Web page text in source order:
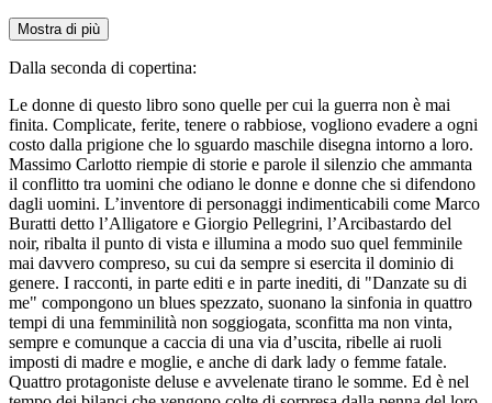
Mostra di più
Dalla seconda di copertina:
Le donne di questo libro sono quelle per cui la guerra non è mai
finita. Complicate, ferite, tenere o rabbiose, vogliono evadere a ogni
costo dalla prigione che lo sguardo maschile disegna intorno a loro.
Massimo Carlotto riempie di storie e parole il silenzio che ammanta
il conflitto tra uomini che odiano le donne e donne che si difendono
dagli uomini. L’inventore di personaggi indimenticabili come Marco
Buratti detto l’Alligatore e Giorgio Pellegrini, l’Arcibastardo del
noir, ribalta il punto di vista e illumina a modo suo quel femminile
mai davvero compreso, su cui da sempre si esercita il dominio di
genere. I racconti, in parte editi e in parte inediti, di "Danzate su di
me" compongono un blues spezzato, suonano la sinfonia in quattro
tempi di una femminilità non soggiogata, sconfitta ma non vinta,
sempre e comunque a caccia di una via d’uscita, ribelle ai ruoli
imposti di madre e moglie, e anche di dark lady o femme fatale.
Quattro protagoniste deluse e avvelenate tirano le somme. Ed è nel